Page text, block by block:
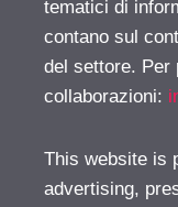
tematici di
contano sul
del settore. Per
collaborazioni:
This website is
advertising,